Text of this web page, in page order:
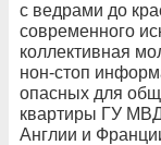
с ведрами до
современного
коллективная
нон-стоп
опасных для
квартиры ГУ
Англии и